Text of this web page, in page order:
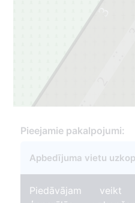
3
1
Pieejamie pakalpojumi:
Apbedījuma vietu
Piedāvājam veikt